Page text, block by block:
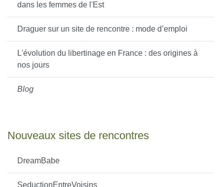
dans les femmes de l'Est
Draguer sur un site de rencontre : mode d’emploi
L'évolution du libertinage en France : des origines à
nos jours
Blog
Nouveaux sites de rencontres
DreamBabe
SeductionEntreVoisins